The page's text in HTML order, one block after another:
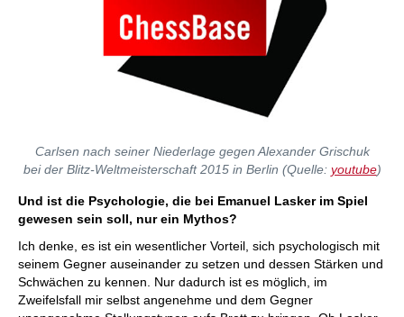
Carlsen nach seiner Niederlage gegen Alexander Grischuk
bei der Blitz-Weltmeisterschaft 2015 in Berlin (Quelle: youtube)
Und ist die Psychologie, die bei Emanuel Lasker im Spiel
gewesen sein soll, nur ein Mythos?
Ich denke, es ist ein wesentlicher Vorteil, sich psychologisch mit
seinem Gegner auseinander zu setzen und dessen Stärken und
Schwächen zu kennen. Nur dadurch ist es möglich, im
Zweifelsfall mir selbst angenehme und dem Gegner